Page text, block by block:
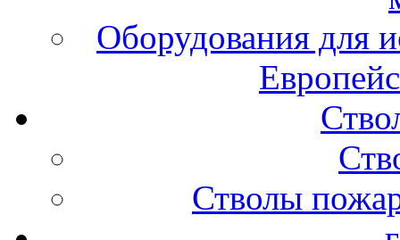
Оборудования для
Стволы